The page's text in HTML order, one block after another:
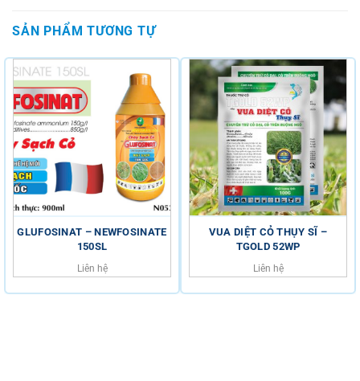
SẢN PHẨM TƯƠNG TỰ
GLUFOSINAT – NEWFOSINATE
150SL
Liên hệ
VUA DIỆT CỎ THỤY SĨ –
TGOLD 52WP
Liên hệ